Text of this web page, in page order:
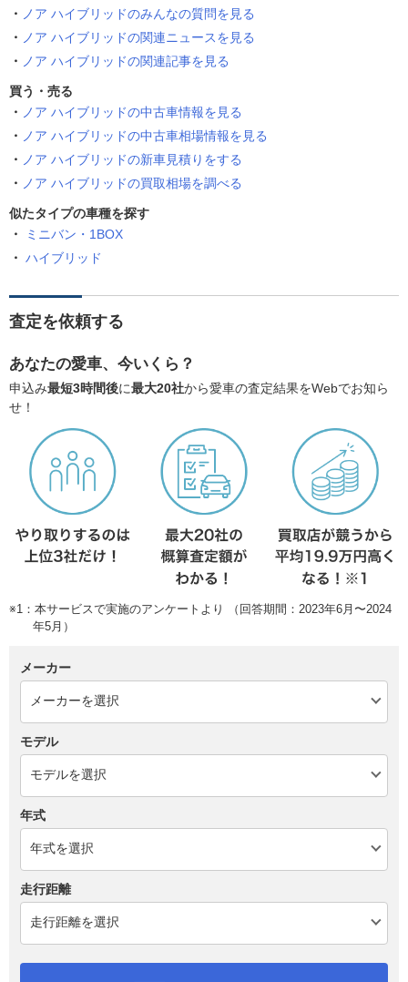
ノア ハイブリッドのみんなの質問を見る
ノア ハイブリッドの関連ニュースを見る
ノア ハイブリッドの関連記事を見る
買う・売る
ノア ハイブリッドの中古車情報を見る
ノア ハイブリッドの中古車相場情報を見る
ノア ハイブリッドの新車見積りをする
ノア ハイブリッドの買取相場を調べる
似たタイプの車種を探す
ミニバン・1BOX
ハイブリッド
査定を依頼する
あなたの愛車、今いくら？
申込み最短3時間後に最大20社から愛車の査定結果をWebでお知ら
せ！
※1：本サービスで実施のアンケートより （回答期間：2023年6月〜2024
年5月）
メーカー
モデル
年式
走行距離